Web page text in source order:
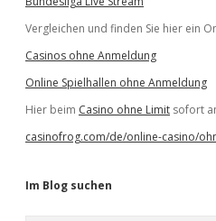
Vergleichen und finden Sie hier ein
Casinos ohne Anmeldung
Online Spielhallen ohne Anmeldung
Hier beim Casino ohne Limit sofort
casinofrog.com/de/online-casino/
Im Blog suchen